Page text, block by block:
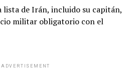
lista de Irán, incluido su capitán,
militar obligatorio con el
ADVERTISEMENT